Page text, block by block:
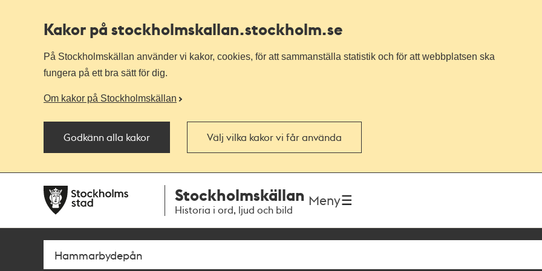
Kakor på stockholmskallan.stockholm.se
På Stockholmskällan använder vi kakor, cookies, för att sammanställa statistik och för att webbplatsen ska
fungera på ett bra sätt för dig.
Om kakor på Stockholmskällan
Godkänn alla kakor Välj vilka kakor vi får använda
navigationen
huvudinnehållet
Stockholmskällan
Historia i ord, ljud och bild
Meny
Sök